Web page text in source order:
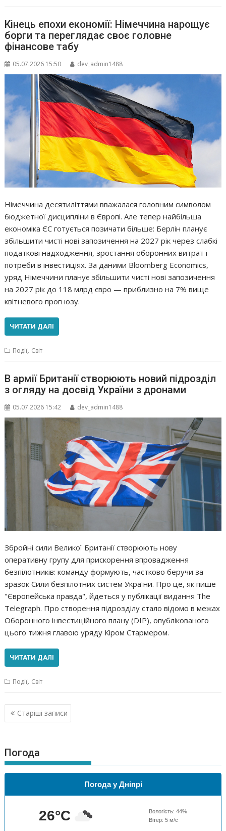
Кінець епохи економії: Німеччина нарощує
борги та переглядає своє головне
фінансове табу
05.07.2026 15:50 dev_admin1488
Німеччина десятиліттями вважалася головним символом
бюджетної дисципліни в Європі. Але тепер найбільша
економіка ЄС готується позичати більше: Берлін планує
збільшити чисті нові запозичення на 2027 рік через слабкі
податкові надходження, зростання оборонних витрат і
потреби в інвестиціях. За даними Bloomberg Economics,
уряд Німеччини планує збільшити чисті нові запозичення
на 2027 рік до 118 млрд євро — приблизно на 7% вище
квітневого прогнозу.
ЧИТАТИ ДАЛІ
Події, Світ
В армії Британії створюють новий підрозділ
з огляду на досвід України з дронами
05.07.2026 15:42 dev_admin1488
Збройні сили Великої Британії створюють нову
оперативну групу для прискорення впровадження
безпілотників: команду формують, частково беручи за
зразок Сили безпілотних систем України. Про це, як пише
"Європейська правда", йдеться у публікації видання The
Telegraph. Про створення підрозділу стало відомо в межах
Оборонного інвестиційного плану (DIP), опублікованого
цього тижня главою уряду Кіром Стармером.
ЧИТАТИ ДАЛІ
Події, Світ
Навігація
за
Старіші записи
Погода
Погода у Дніпрі
26°C Вологість: 44%
Вітер: 5м/с